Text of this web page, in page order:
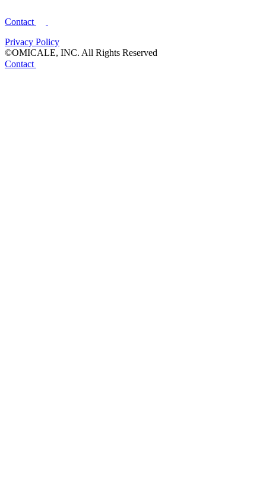
Contact
Privacy Policy
©OMICALE, INC. All Rights Reserved
Contact